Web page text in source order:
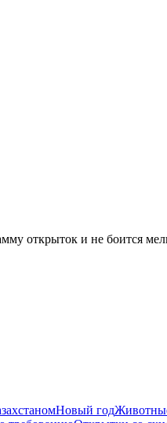
открыток и не боится
Новый год